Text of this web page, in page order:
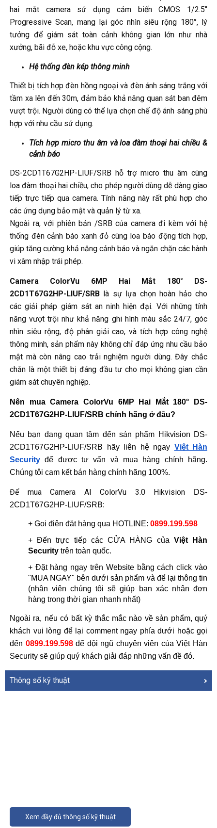
hai mắt camera sử dụng cảm biến CMOS 1/2.5"
Progressive Scan, mang lại góc nhìn siêu rộng 180°, lý
tưởng để giám sát toàn cảnh không gian lớn như nhà
xưởng, bãi đỗ xe, hoặc khu vực công cộng.
Hệ thống đèn kép thông minh
Thiết bị tích hợp đèn hồng ngoại và đèn ánh sáng trắng với
tầm xa lên đến 30m, đảm bảo khả năng quan sát ban đêm
vượt trội. Người dùng có thể lựa chọn chế độ ánh sáng phù
hợp với nhu cầu sử dụng.
Tích hợp micro thu âm và loa đàm thoại hai chiều &
cảnh báo
DS-2CD1T67G2HP-LIUF/SRB hỗ trợ micro thu âm cùng
loa đàm thoại hai chiều, cho phép người dùng dễ dàng giao
tiếp trực tiếp qua camera. Tính năng này rất phù hợp cho
các ứng dụng bảo mật và quản lý từ xa.
Ngoài ra, với phiên bản /SRB của camera đi kèm với hệ
thống đèn cảnh báo xanh đỏ cùng loa báo động tích hợp,
giúp tăng cường khả năng cảnh báo và ngăn chặn các hành
vi xâm nhập trái phép.
Camera ColorVu 6MP Hai Mắt 180° DS-
2CD1T67G2HP-LIUF/SRB là sự lựa chọn hoàn hảo cho
các giải pháp giám sát an ninh hiện đại. Với những tính
năng vượt trội như khả năng ghi hình màu sắc 24/7, góc
nhìn siêu rộng, độ phân giải cao, và tích hợp công nghệ
thông minh, sản phẩm này không chỉ đáp ứng nhu cầu bảo
mật mà còn nâng cao trải nghiệm người dùng. Đây chắc
chắn là một thiết bị đáng đầu tư cho mọi không gian cần
giám sát chuyên nghiệp.
Nên mua Camera ColorVu 6MP Hai Mắt 180° DS-
2CD1T67G2HP-LIUF/SRB chính hãng ở đâu?
Nếu bạn đang quan tâm đến sản phẩm Hikvision DS-
2CD1T67G2HP-LIUF/SRB hãy liên hệ ngay Việt Hàn
Security để được tư vấn và mua hàng chính hãng.
Chúng tôi cam kết bán hàng chính hãng 100%.
Để mua Camera AI ColorVu 3.0 Hikvision
DS-
2CD1T67G2HP-LIUF/SRB:
+ Gọi điện đặt hàng qua HOTLINE: 0899.199.598
+ Đến trực tiếp các CỬA HÀNG của Việt Hàn
Security trên toàn quốc.
+ Đặt hàng ngay trên Website bằng cách click vào
"MUA NGAY" bên dưới sản phẩm và để lại thông tin
(nhân viên chúng tôi sẽ giúp bạn xác nhận đơn
hàng trong thời gian nhanh nhất)
Ngoài ra, nếu có bất kỳ thắc mắc nào về sản phẩm, quý
khách vui lòng để lại comment ngay phía dưới hoặc gọi
đến 0899.199.598 để đội ngũ chuyên viên của Việt Hàn
Security sẽ giúp quý khách giải đáp những vấn đề đó.
Thông số kỹ thuật
Xem đầy đủ thông số kỹ thuật